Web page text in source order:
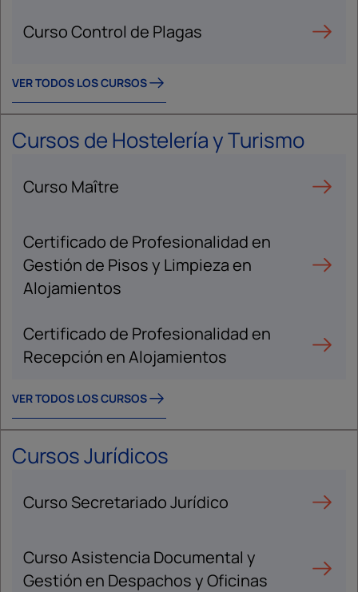
Curso Control de Plagas
VER TODOS LOS CURSOS
Cursos de Hostelería y Turismo
Curso Maître
Certificado de Profesionalidad en
Gestión de Pisos y Limpieza en
Alojamientos
Certificado de Profesionalidad en
Recepción en Alojamientos
VER TODOS LOS CURSOS
Cursos Jurídicos
Curso Secretariado Jurídico
Curso Asistencia Documental y
Gestión en Despachos y Oficinas